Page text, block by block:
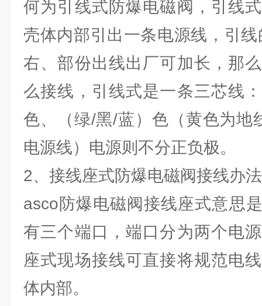
何为引线式防爆电磁阀，引线
壳体内部引出一条电源线，引
右、部份出线出厂可加长，那
么接线，引线式是一条三芯线
色、（绿/黑/蓝）色（黄色为地
电源线）电源则不分正负极。
2、接线座式防爆电磁阀接线办
asco防爆电磁阀接线座式意思
有三个端口，端口分为两个电
座式现场接线可直接将规范电
体内部。